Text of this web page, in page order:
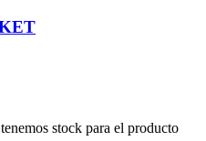
stock para el producto